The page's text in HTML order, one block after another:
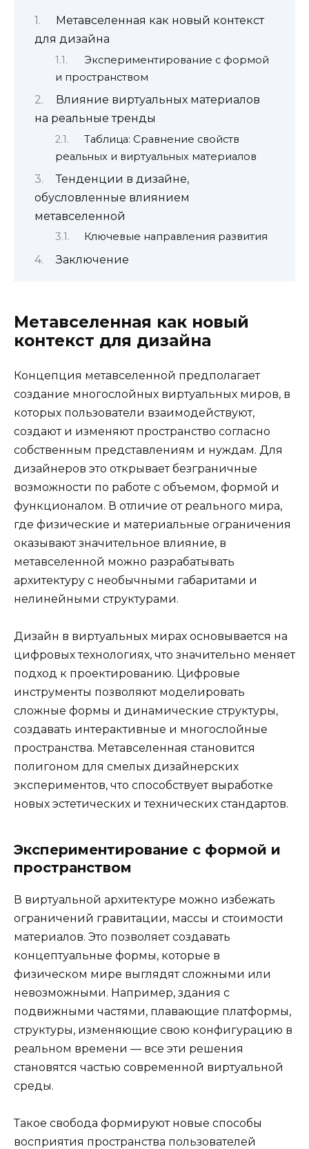
Метавселенная как новый контекст
для дизайна
Экспериментирование с формой
и пространством
Влияние виртуальных материалов
на реальные тренды
Таблица: Сравнение свойств
реальных и виртуальных материалов
Тенденции в дизайне,
обусловленные влиянием
метавселенной
Ключевые направления развития
Заключение
Метавселенная как новый
контекст для дизайна
Концепция метавселенной предполагает
создание многослойных виртуальных миров, в
которых пользователи взаимодействуют,
создают и изменяют пространство согласно
собственным представлениям и нуждам. Для
дизайнеров это открывает безграничные
возможности по работе с объемом, формой и
функционалом. В отличие от реального мира,
где физические и материальные ограничения
оказывают значительное влияние, в
метавселенной можно разрабатывать
архитектуру с необычными габаритами и
нелинейными структурами.
Дизайн в виртуальных мирах основывается на
цифровых технологиях, что значительно меняет
подход к проектированию. Цифровые
инструменты позволяют моделировать
сложные формы и динамические структуры,
создавать интерактивные и многослойные
пространства. Метавселенная становится
полигоном для смелых дизайнерских
экспериментов, что способствует выработке
новых эстетических и технических стандартов.
Экспериментирование с формой и
пространством
В виртуальной архитектуре можно избежать
ограничений гравитации, массы и стоимости
материалов. Это позволяет создавать
концептуальные формы, которые в
физическом мире выглядят сложными или
невозможными. Например, здания с
подвижными частями, плавающие платформы,
структуры, изменяющие свою конфигурацию в
реальном времени — все эти решения
становятся частью современной виртуальной
среды.
Такое свобода формируют новые способы
восприятия пространства пользователей